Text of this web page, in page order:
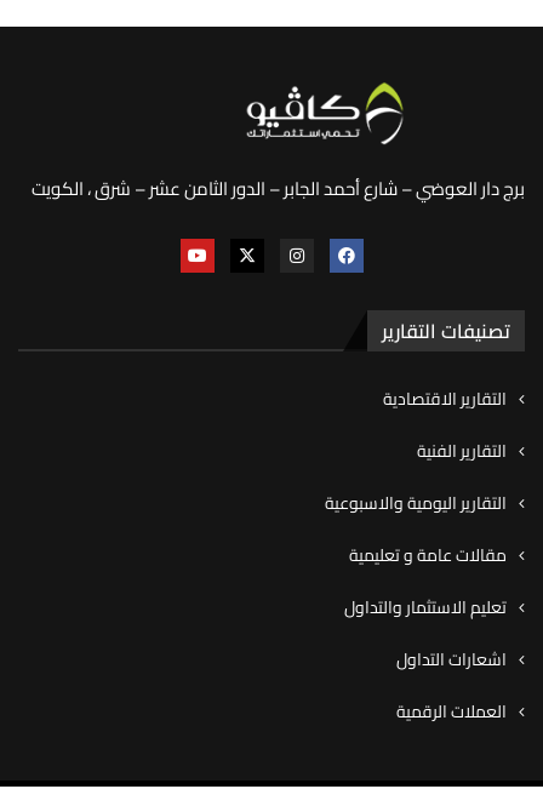
برج دار العوضي – شارع أحمد الجابر – الدور الثامن عشر – شرق ، الكويت
تصنيفات التقارير
التقارير الاقتصادية
التقارير الفنية
التقارير اليومية والاسبوعية
مقالات عامة و تعليمية
تعليم الاستثمار والتداول
اشعارات التداول
العملات الرقمية